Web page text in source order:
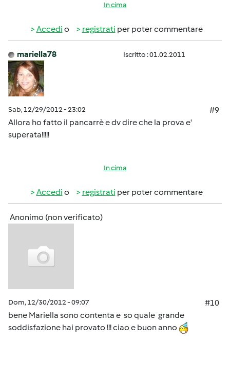
In cima
Accedi o registrati per poter commentare
mariella78 Iscritto : 01.02.2011
Sab, 12/29/2012 - 23:02
#9
Allora ho fatto il pancarrè e dv dire che la prova e'
superata!!!!!
In cima
Accedi o registrati per poter commentare
Anonimo (non verificato)
Dom, 12/30/2012 - 09:07
#10
bene Mariella sono contenta e so quale grande
soddisfazione hai provato !!! ciao e buon anno